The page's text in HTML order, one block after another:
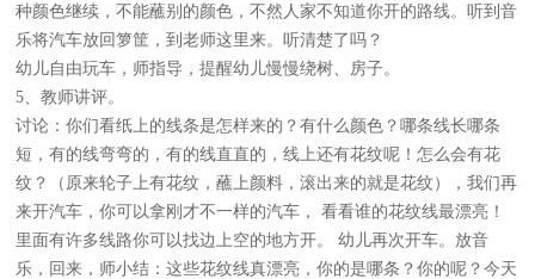
种颜色继续，不能蘸别的颜色，不然人家不知道你开的路线。听到音
乐将汽车放回箩筐，到老师这里来。听清楚了吗？
幼儿自由玩车，师指导，提醒幼儿慢慢绕树、房子。
5、教师讲评。
讨论：你们看纸上的线条是怎样来的？有什么颜色？哪条线长哪条
短，有的线弯弯的，有的线直直的，线上还有花纹呢！怎么会有花
纹？（原来轮子上有花纹，蘸上颜料，滚出来的就是花纹），我们再
来开汽车，你可以拿刚才不一样的汽车， 看看谁的花纹线最漂亮！
里面有许多线路你可以找边上空的地方开。 幼儿再次开车。放音
乐，回来，师小结：这些花纹线真漂亮，你的是哪条？你的呢？今天